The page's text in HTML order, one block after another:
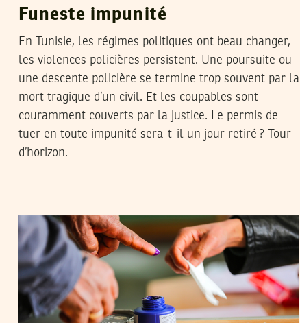
Funeste impunité
En Tunisie, les régimes politiques ont beau changer,
les violences policières persistent. Une poursuite ou
une descente policière se termine trop souvent par la
mort tragique d’un civil. Et les coupables sont
couramment couverts par la justice. Le permis de
tuer en toute impunité sera-t-il un jour retiré ? Tour
d’horizon.